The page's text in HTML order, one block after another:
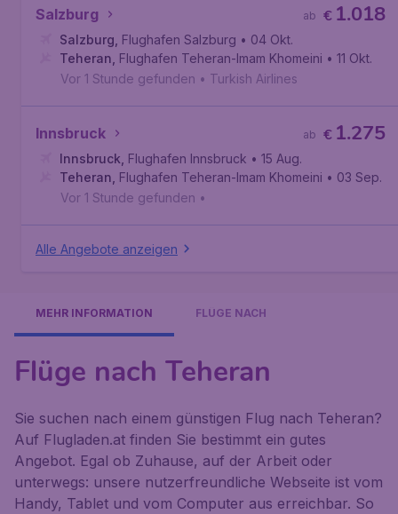
Salzburg € 1.018
ab
Salzburg Flughafen Salzburg • 04 Okt.
Teheran Flughafen Teheran-Imam Khomeini • 11 Okt.
Vor 1 Stunde gefunden • Turkish Airlines
Innsbruck € 1.275
ab
Innsbruck Flughafen Innsbruck • 15 Aug.
Teheran Flughafen Teheran-Imam Khomeini • 03 Sep.
Vor 1 Stunde gefunden •
Alle Angebote anzeigen
MEHR INFORMATION FLÜGE NACH
Flüge nach Teheran
Sie suchen nach einem günstigen Flug nach Teheran?
Auf Flugladen.at finden Sie bestimmt ein gutes
Angebot. Egal ob Zuhause, auf der Arbeit oder
unterwegs: unsere nutzerfreundliche Webseite ist vom
Handy, Tablet und vom Computer aus erreichbar. So